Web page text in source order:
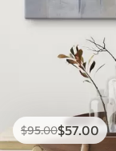
$95.00$57.00